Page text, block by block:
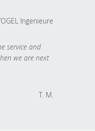
Ingenieure
service and
we are next
T. M.